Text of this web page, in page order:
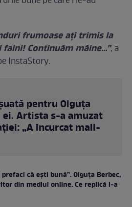
frumoase ați trimis la
Continuăm mâine...”, a
InstaStory.
pentru Olguța
ei. Artista s-a amuzat
„A încurcat mall-
că ești bună”. Olguța Berbec,
din mediul online. Ce replică i-a